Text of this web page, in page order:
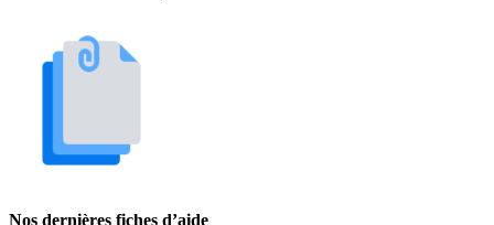
Nos dernières fiches d’aide